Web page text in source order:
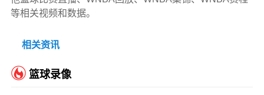
等相关视频和数据。
相关资讯
篮球录像